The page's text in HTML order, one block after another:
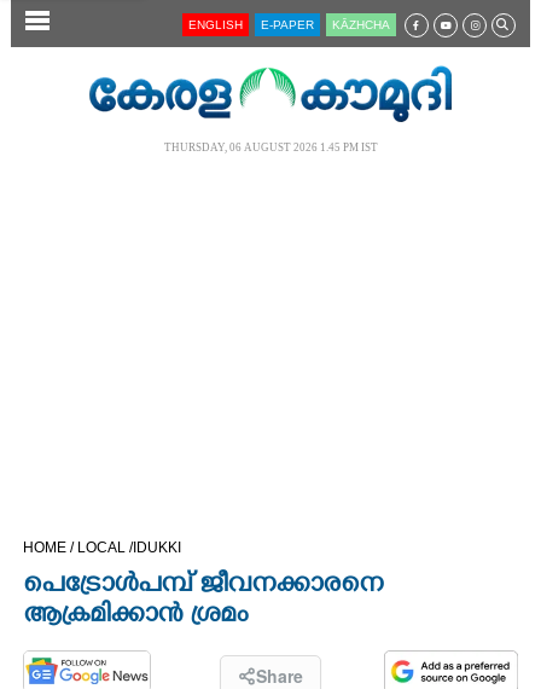
SECTIONS ENGLISH E-PAPER KĀZHCHA
THURSDAY, 06 AUGUST 2026 1.45 PM IST
HOME / LOCAL /IDUKKI
പെട്രോൾപമ്പ് ജീവനക്കാരനെ
ആക്രമിക്കാൻ ശ്രമം
Share